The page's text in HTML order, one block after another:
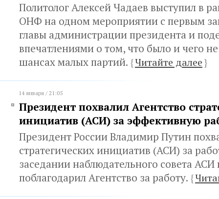
Политолог Алексей Чадаев выступил в
ОНФ на одном мероприятии с первым
главы администрации президента и
впечатлениями о том, что было и чего
шансах малых партий. {Читайте далее}
14 января / 21:05
Президент похвалил Агентство
инициатив (АСИ) за эффективную
Президент России Владимир Путин
стратегических инициатив (АСИ) за
заседании наблюдательного совета АСИ
поблагодарил Агентство за работу. {